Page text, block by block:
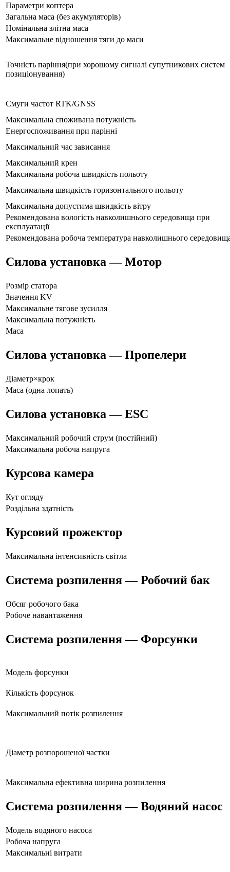
Параметри коптера
Загальна маса (без акумуляторів)
Номінальна злітна маса
Максимальне відношення тяги до маси
Точність паріння(при хорошому сигналі супутникових систем
позиціонування)
Смуги частот RTK/GNSS
Максимальна споживана потужність
Енергоспоживання при парінні
Максимальний час зависання
Максимальний крен
Максимальна робоча швидкість польоту
Максимальна швидкість горизонтального польоту
Максимальна допустима швидкість вітру
Рекомендована вологість навколишнього середовища при
експлуатації
Рекомендована робоча температура навколишнього
Силова установка — Мотор
Розмір статора
Значення KV
Максимальне тягове зусилля
Максимальна потужність
Маса
Силова установка — Пропелери
Діаметр×крок
Маса (одна лопать)
Силова установка — ESC
Максимальний робочий струм (постійний)
Максимальна робоча напруга
Курсова камера
Кут огляду
Роздільна здатність
Курсовий прожектор
Максимальна інтенсивність світла
Система розпилення — Робочий бак
Обсяг робочого бака
Робоче навантаження
Система розпилення — Форсунки
Модель форсунки
Кількість форсунок
Максимальний потік розпилення
Діаметр розпорошеної частки
Максимальна ефективна ширина розпилення
Система розпилення — Водяний насос
Модель водяного насоса
Робоча напруга
Максимальні витрати